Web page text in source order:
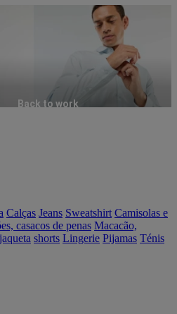
Back to work
Calças Jeans Sweatshirt Camisolas e
casacos de penas Macacão,
jaqueta shorts Lingerie Pijamas Ténis